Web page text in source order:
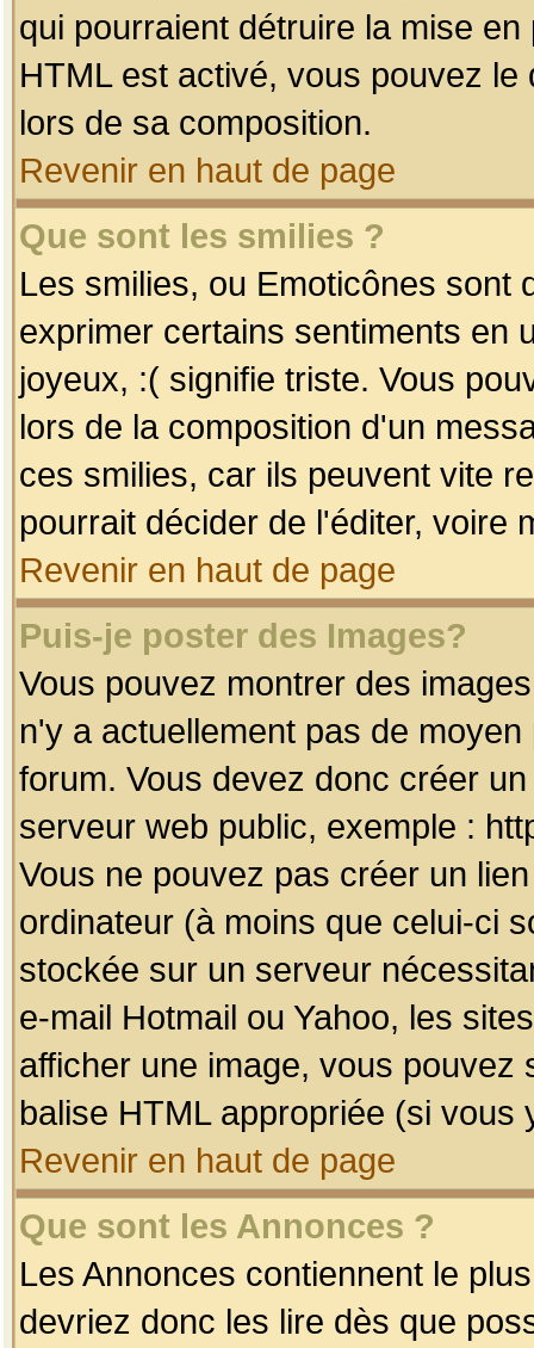
qui pourraient détruire la mise
HTML est activé, vous pouvez
lors de sa composition.
Revenir en haut de page
Que sont les smilies ?
Les smilies, ou Emoticônes sont
exprimer certains sentiments en
joyeux, :( signifie triste. Vous
lors de la composition d'un
ces smilies, car ils peuvent vite
pourrait décider de l'éditer, voire
Revenir en haut de page
Puis-je poster des Images?
Vous pouvez montrer des
n'y a actuellement pas de
forum. Vous devez donc créer
serveur web public, exemple :
Vous ne pouvez pas créer un
ordinateur (à moins que celui-ci
stockée sur un serveur
e-mail Hotmail ou Yahoo, les
afficher une image, vous pouvez
balise HTML appropriée (si vous
Revenir en haut de page
Que sont les Annonces ?
Les Annonces contiennent le
devriez donc les lire dès que